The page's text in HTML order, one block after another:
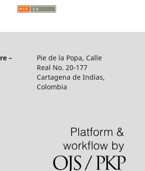
–
Pie de la Popa, Calle
Real No. 20-177
Cartagena de Indias,
Colombia